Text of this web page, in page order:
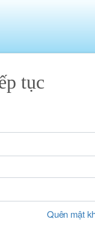
tục
Quên mật